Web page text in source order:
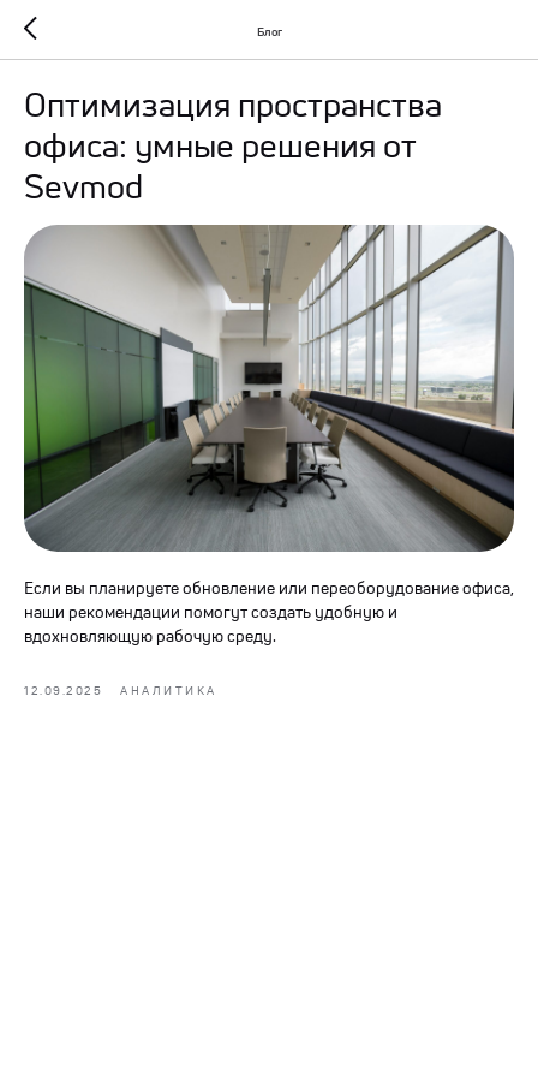
Блог
Оптимизация пространства
офиса: умные решения от
Sevmod
Если вы планируете обновление или переоборудование офиса,
наши рекомендации помогут создать удобную и
вдохновляющую рабочую среду.
12.09.2025 АНАЛИТИКА